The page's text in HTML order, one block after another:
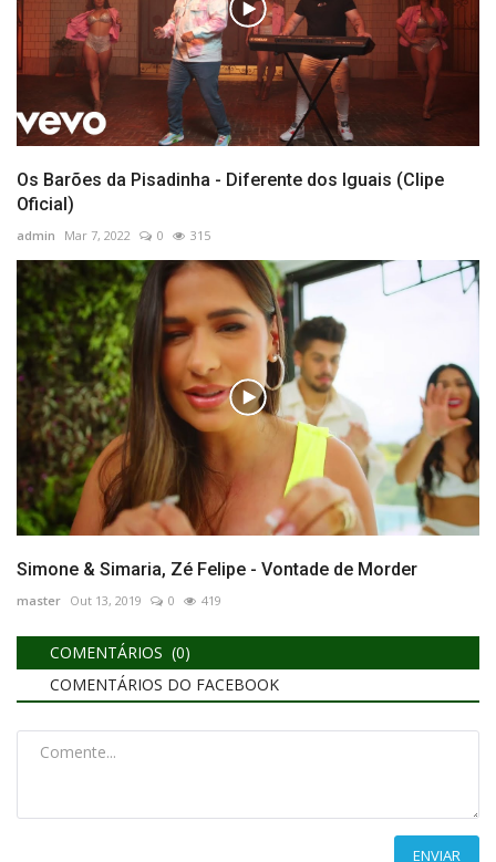
Os Barões da Pisadinha - Diferente dos Iguais (Clipe
Oficial)
admin Mar 7, 2022 0 315
Simone & Simaria, Zé Felipe - Vontade de Morder
master Out 13, 2019 0 419
COMENTÁRIOS (0)
COMENTÁRIOS DO FACEBOOK
ENVIAR